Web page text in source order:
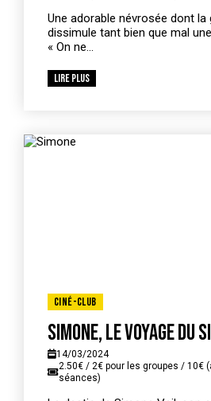
Une adorable névrosée dont la
dissimule tant bien que mal
« On ne...
Lire plus
Ciné-Club
Simone, le voyage du
14/03/2024
2.50€ / 2€ pour les groupes / 10€
séances)